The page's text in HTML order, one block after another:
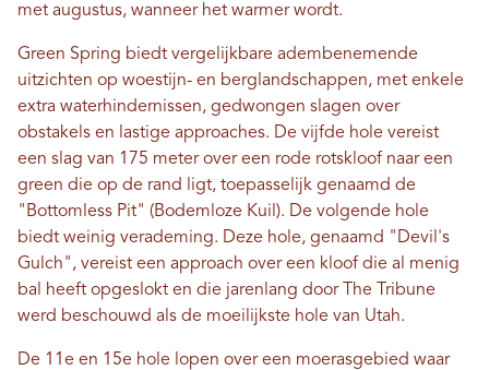
met augustus, wanneer het warmer wordt.
Green Spring biedt vergelijkbare adembenemende
uitzichten op woestijn- en berglandschappen, met enkele
extra waterhindernissen, gedwongen slagen over
obstakels en lastige approaches. De vijfde hole vereist
een slag van 175 meter over een rode rotskloof naar een
green die op de rand ligt, toepasselijk genaamd de
"Bottomless Pit" (Bodemloze Kuil). De volgende hole
biedt weinig verademing. Deze hole, genaamd "Devil's
Gulch", vereist een approach over een kloof die al menig
bal heeft opgeslokt en die jarenlang door The Tribune
werd beschouwd als de moeilijkste hole van Utah.
De 11e en 15e hole lopen over een moerasgebied waar